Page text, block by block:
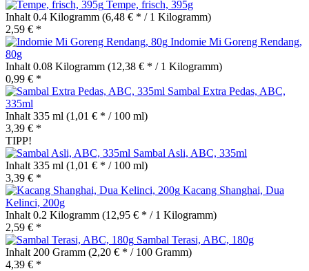
Tempe, frisch, 395g
Inhalt 0.4 Kilogramm (6,48 € * / 1 Kilogramm)
2,59 € *
Indomie Mi Goreng Rendang,
80g
Inhalt 0.08 Kilogramm (12,38 € * / 1 Kilogramm)
0,99 € *
Sambal Extra Pedas, ABC,
335ml
Inhalt 335 ml (1,01 € * / 100 ml)
3,39 € *
TIPP!
Sambal Asli, ABC, 335ml
Inhalt 335 ml (1,01 € * / 100 ml)
3,39 € *
Kacang Shanghai, Dua
Kelinci, 200g
Inhalt 0.2 Kilogramm (12,95 € * / 1 Kilogramm)
2,59 € *
Sambal Terasi, ABC, 180g
Inhalt 200 Gramm (2,20 € * / 100 Gramm)
4,39 € *